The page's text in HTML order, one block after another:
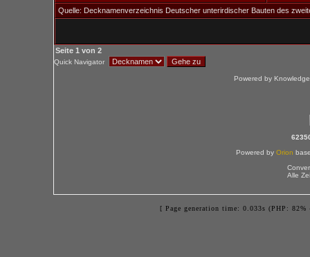
Quelle: Decknamenverzeichnis Deutscher unterirdischer Bauten des
Seite 1 von 2
Quick Navigator
Powered by
Powered by Orion
Alle
[ Page generation time: 0.033s (PHP: